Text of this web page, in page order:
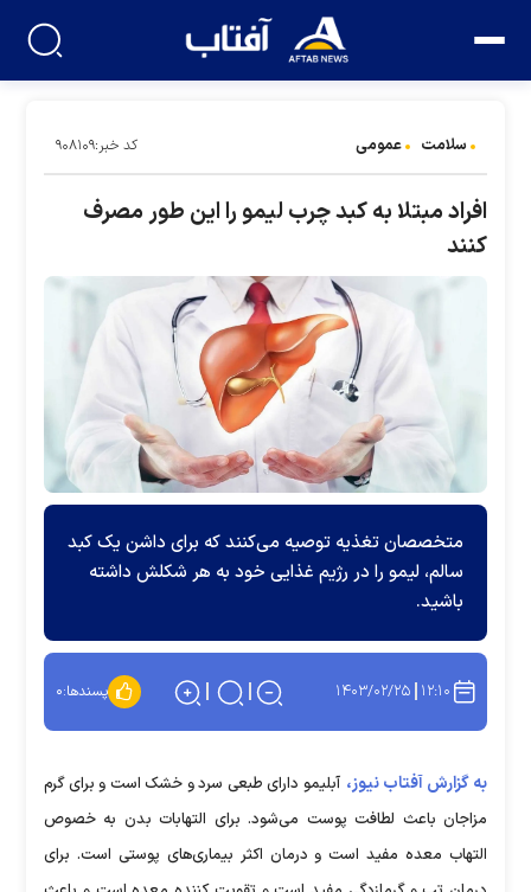
سلامت عمومی کد خبر:۹۰۸۱۰۹
افراد مبتلا به کبد چرب لیمو را این طور مصرف
کنند
متخصصان تغذیه توصیه می‌کنند که برای داشن یک کبد
سالم، لیمو را در رژیم غذایی خود به هر شکلش داشته
باشید.
۱۲:۱۰ ۱۴۰۳/۰۲/۲۵ پسندها:۰
به گزارش آفتاب نیوز، آبلیمو دارای طبعی سرد و خشک است و برای گرم
مزاجان باعث لطافت پوست می‌شود. برای التهابات بدن به خصوص
التهاب معده مفید است و درمان اکثر بیماری‌های پوستی است. برای